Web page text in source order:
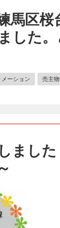
馬区桜
した
メーション 売主
まし